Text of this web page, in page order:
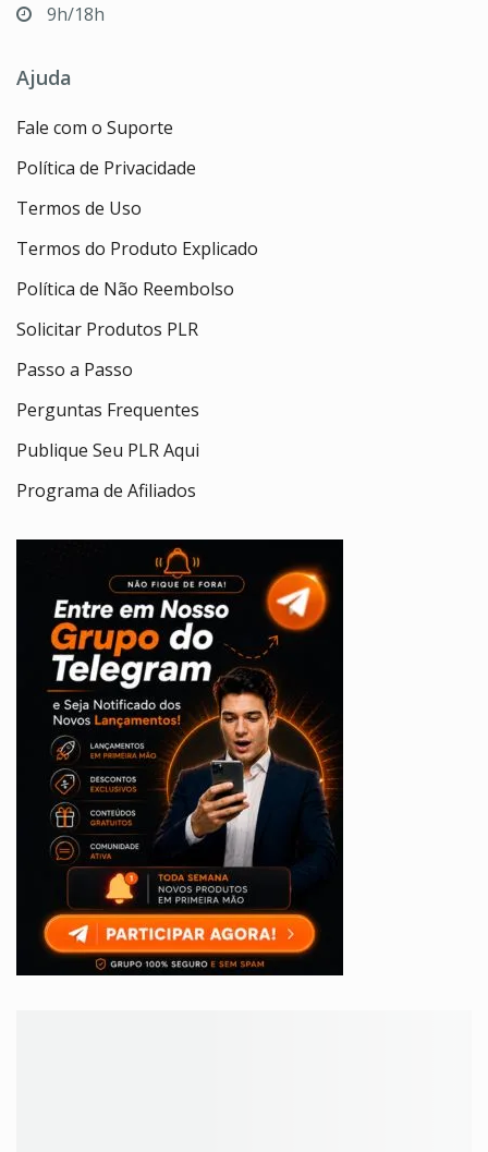
9h/18h
Ajuda
Fale com o Suporte
Política de Privacidade
Termos de Uso
Termos do Produto Explicado
Política de Não Reembolso
Solicitar Produtos PLR
Passo a Passo
Perguntas Frequentes
Publique Seu PLR Aqui
Programa de Afiliados